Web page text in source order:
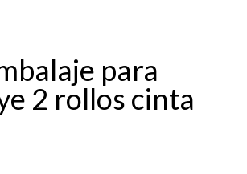
para
2 rollos cinta